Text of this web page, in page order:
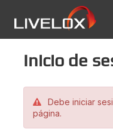
Inicio de
Debe iniciar
página.